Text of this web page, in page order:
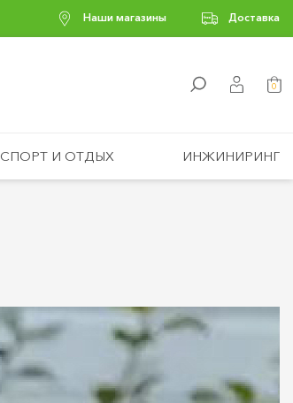
Наши магазины Доставка
0
СПОРТ И ОТДЫХ ИНЖИНИРИНГ